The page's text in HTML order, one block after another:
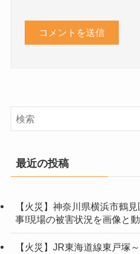
最近の投稿
【火災】神奈川県横浜市鶴
事!現場の被害状況を画像と
【火災】JR東海道線東戸塚